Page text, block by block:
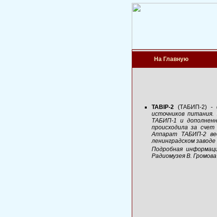
На Главную
TABIP-2 (ТАБИП-2) -
источников
ТАБИП-1 и
происходила за
Аппарат ТАБИП-2
ленинградском заводе
Подробная
Радиомузея В.